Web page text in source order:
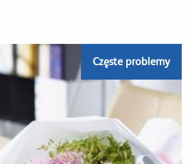
Częste problemy